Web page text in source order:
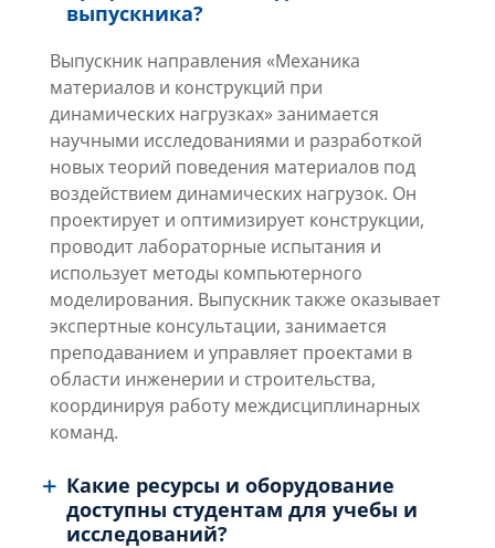
выпускника?
Выпускник направления «Механика
материалов и конструкций при
динамических нагрузках» занимается
научными исследованиями и разработкой
новых теорий поведения материалов под
воздействием динамических нагрузок. Он
проектирует и оптимизирует конструкции,
проводит лабораторные испытания и
использует методы компьютерного
моделирования. Выпускник также оказывает
экспертные консультации, занимается
преподаванием и управляет проектами в
области инженерии и строительства,
координируя работу междисциплинарных
команд.
Какие ресурсы и оборудование
доступны студентам для учебы и
исследований?